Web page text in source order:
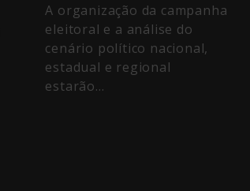
A organização da campanha
eleitoral e a análise do
cenário político nacional,
estadual e regional
estarão…